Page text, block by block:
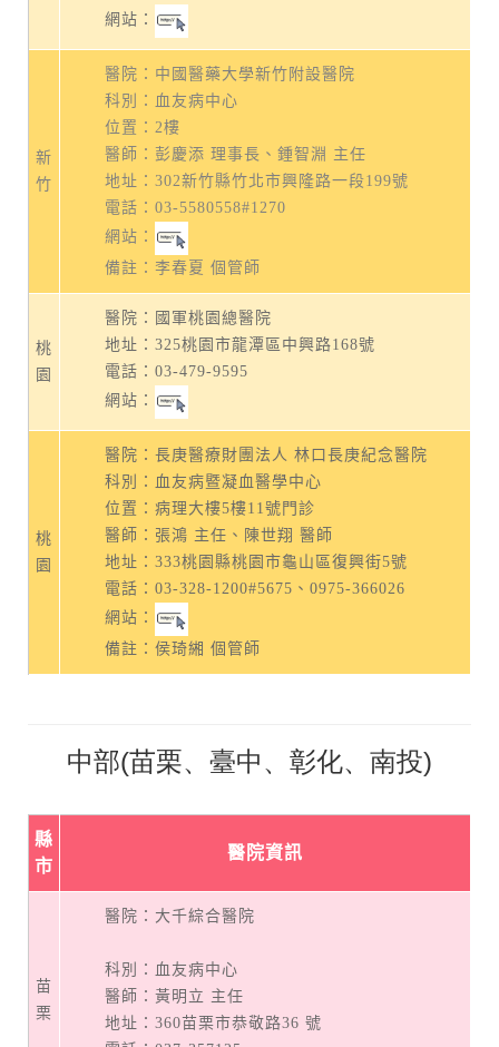
網站：
新
竹
醫院：中國醫藥大學新竹附設醫院
科別：血友病中心
位置：2樓
醫師：彭慶添 理事長、鍾智淵 主任
地址： 302新竹縣竹北市興隆路一段199號
電話： 03-5580558#1270
網站：
備註：李春夏 個管師
桃
園
醫院：國軍桃園總醫院
地址： 325桃園市龍潭區中興路168號
電話： 03-479-9595
網站：
桃
園
醫院：長庚醫療財團法人 林口長庚紀念醫院
科別：血友病暨凝血醫學中心
位置：病理大樓5樓11號門診
醫師：張鴻 主任、陳世翔 醫師
地址： 333桃園縣桃園市龜山區復興街5號
電話： 03-328-1200#5675 、 0975-366026
網站：
備註：侯琦緗 個管師
中部(苗栗、臺中、彰化、南投)
縣
市
醫院資訊
苗
栗
醫院：大千綜合醫院
科別：血友病中心
醫師：黃明立 主任
地址： 360苗栗市恭敬路36 號